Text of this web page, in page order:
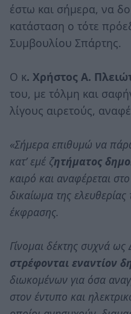
έστω και σήμερα, να
κατάσταση ο τότε
Συμβουλίου Σπάρτης.
Ο κ. Χρήστος Α.
του, με τόλμη και
λίγους αιρετούς,
«Σήμερα επιθυμώ να
κατ’ εμέ ζητήματος
καιρό και αναφέρεται
δικαίωμα της
έκφρασης.
Γίνομαι δέκτης συχνά ως
στρέφονται εναντίον
διωκομένων για όσα
στον έντυπο και